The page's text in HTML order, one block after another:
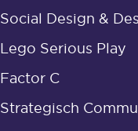
Social Design &
Lego Serious Play
Factor C
Strategisch